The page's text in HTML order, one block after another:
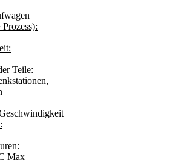
Teile:
Max